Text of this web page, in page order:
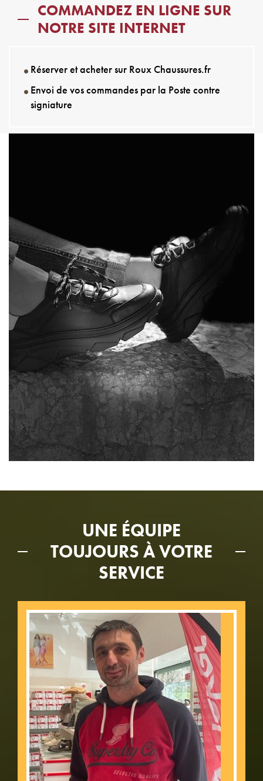
COMMANDEZ EN LIGNE SUR
NOTRE SITE INTERNET
Réserver et acheter sur Roux Chaussures.fr
Envoi de vos commandes par la Poste contre
signiature
UNE ÉQUIPE
TOUJOURS À VOTRE
SERVICE